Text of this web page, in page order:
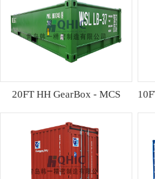
20FT HH GearBox - MCS